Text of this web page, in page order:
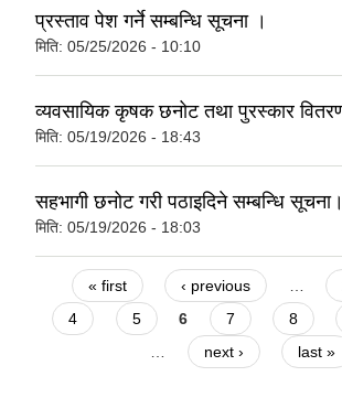
प्रस्ताव पेश गर्ने सम्बन्धि सूचना ।
मिति: 05/25/2026 - 10:10
व्यवसायिक कृषक छनोट तथा पुरस्कार
मिति: 05/19/2026 - 18:43
सहभागी छनोट गरी पठाइदिने सम्बन्धि सूचना।
मिति: 05/19/2026 - 18:03
Pages
« first ‹ previous
4
5 6 7 8
next › last »